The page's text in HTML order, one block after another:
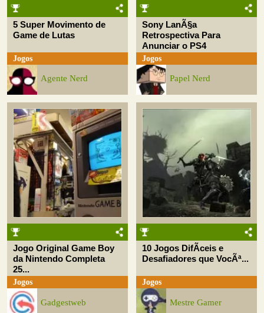
5 Super Movimento de
Game de Lutas
Jogos
Agente Nerd
Sony LanÃ§a
Retrospectiva Para
Anunciar o PS4
Jogos
Papel Nerd
Jogo Original Game Boy
da Nintendo Completa
25...
Jogos
Gadgestweb
10 Jogos DifÃ­ceis e
Desafiadores que VocÃª...
Jogos
Mestre Gamer